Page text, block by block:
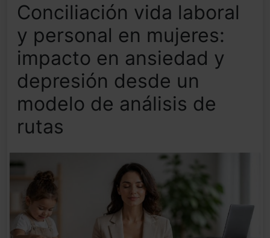
Conciliación vida laboral
y personal en mujeres:
impacto en ansiedad y
depresión desde un
modelo de análisis de
rutas